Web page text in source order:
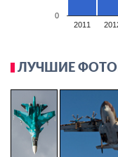
2011
0
ЛУЧШИЕ